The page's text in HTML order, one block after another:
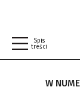
Spis
treści
W
W NUMERZE